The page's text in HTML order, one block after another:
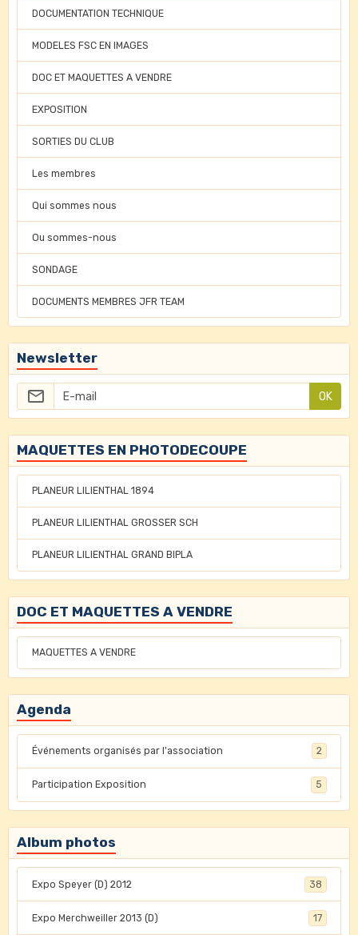
DOCUMENTATION TECHNIQUE
MODELES FSC EN IMAGES
DOC ET MAQUETTES A VENDRE
EXPOSITION
SORTIES DU CLUB
Les membres
Qui sommes nous
Ou sommes-nous
SONDAGE
DOCUMENTS MEMBRES JFR TEAM
Newsletter
OK
MAQUETTES EN PHOTODECOUPE
PLANEUR LILIENTHAL 1894
PLANEUR LILIENTHAL GROSSER SCH
PLANEUR LILIENTHAL GRAND BIPLA
DOC ET MAQUETTES A VENDRE
MAQUETTES A VENDRE
Agenda
Événements organisés par l'association 2
Participation Exposition 5
Album photos
Expo Speyer (D) 2012 38
Expo Merchweiller 2013 (D) 17